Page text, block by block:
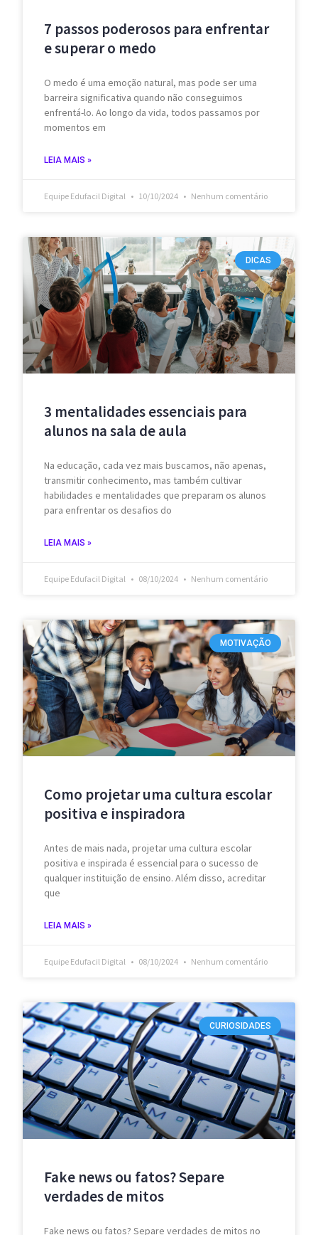
7 passos poderosos para enfrentar
e superar o medo
O medo é uma emoção natural, mas pode ser uma
barreira significativa quando não conseguimos
enfrentá-lo. Ao longo da vida, todos passamos por
momentos em
LEIA MAIS »
Equipe Edufacil Digital 10/10/2024 Nenhum comentário
DICAS
3 mentalidades essenciais para
alunos na sala de aula
Na educação, cada vez mais buscamos, não apenas,
transmitir conhecimento, mas também cultivar
habilidades e mentalidades que preparam os alunos
para enfrentar os desafios do
LEIA MAIS »
Equipe Edufacil Digital 08/10/2024 Nenhum comentário
MOTIVAÇÃO
Como projetar uma cultura escolar
positiva e inspiradora
Antes de mais nada, projetar uma cultura escolar
positiva e inspirada é essencial para o sucesso de
qualquer instituição de ensino. Além disso, acreditar
que
LEIA MAIS »
Equipe Edufacil Digital 08/10/2024 Nenhum comentário
CURIOSIDADES
Fake news ou fatos? Separe
verdades de mitos
Fake news ou fatos? Separe verdades de mitos no